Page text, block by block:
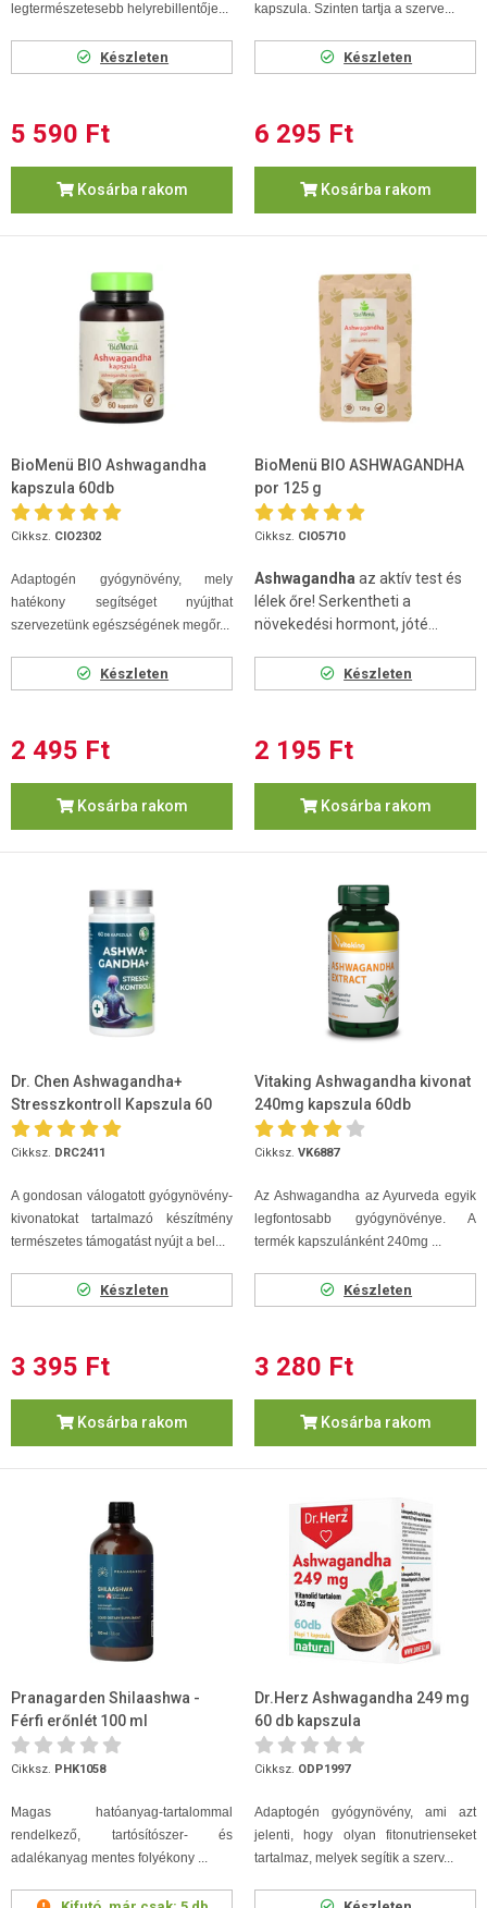
legtermészetesebb helyrebillentője...
Készleten
5 590 Ft
Kosárba rakom
kapszula. Szinten tartja a szerve...
Készleten
6 295 Ft
Kosárba rakom
BioMenü BIO Ashwagandha
kapszula 60db
Cikksz. CIO2302
Adaptogén gyógynövény, mely
hatékony segítséget nyújthat
szervezetünk egészségének megőr...
Készleten
2 495 Ft
Kosárba rakom
BioMenü BIO ASHWAGANDHA
por 125 g
Cikksz. CIO5710
Ashwagandha az aktív test és
lélek őre! Serkentheti a
növekedési hormont, jóté...
Készleten
2 195 Ft
Kosárba rakom
Dr. Chen Ashwagandha+
Stresszkontroll Kapszula 60
db
Cikksz. DRC2411
A gondosan válogatott gyógynövény-
kivonatokat tartalmazó készítmény
természetes támogatást nyújt a bel...
Készleten
3 395 Ft
Kosárba rakom
Vitaking Ashwagandha kivonat
240mg kapszula 60db
Cikksz. VK6887
Az Ashwagandha az Ayurveda egyik
legfontosabb gyógynövénye. A
termék kapszulánként 240mg ...
Készleten
3 280 Ft
Kosárba rakom
Pranagarden Shilaashwa -
Férfi erőnlét 100 ml
Cikksz. PHK1058
Magas hatóanyag-tartalommal
rendelkező, tartósítószer- és
adalékanyag mentes folyékony ...
Dr.Herz Ashwagandha 249 mg
60 db kapszula
Cikksz. ODP1997
Adaptogén gyógynövény, ami azt
jelenti, hogy olyan fitonutrienseket
tartalmaz, melyek segítik a szerv...